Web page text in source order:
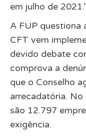
em julho de
A FUP questiona
CFT vem
devido debate
comprova a
que o Conselho
arrecadatória. No
são 12.797
exigência.